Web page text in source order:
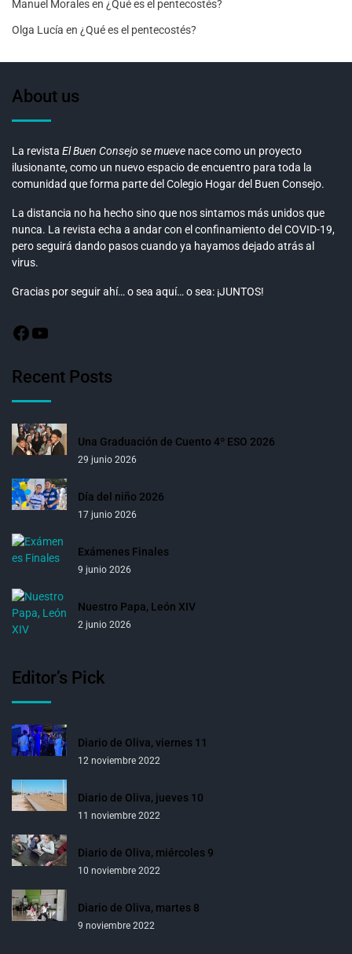
Manuel Moralesen ¿Qué es el pentecostés?
Olga Lucía en ¿Qué es el pentecostés?
About us
La revista El Buen Consejo se mueve nace como un proyecto
ilusionante, como un nuevo espacio de encuentro para toda la
comunidad que forma parte del Colegio Hogar del Buen Consejo.
La distancia no ha hecho sino que nos sintamos más unidos que
nunca. La revista echa a andar con el confinamiento del COVID-19,
pero seguirá dando pasos cuando ya hayamos dejado atrás al
virus.
Gracias por seguir ahí… o sea aquí… o sea: ¡JUNTOS!
Recent Posts
Una Graduación de Cuento 4º ESO 2026
29 junio 2026
Día del niño 2026
17 junio 2026
Exámenes Finales
9 junio 2026
Nuestro Papa, León XIV
2 junio 2026
Editor’s Pick
Diario de Oliva, viernes 11
12 noviembre 2022
Diario de Oliva, jueves 10
11 noviembre 2022
Diario de Oliva, miércoles 9
10 noviembre 2022
Diario de Oliva, martes 8
9 noviembre 2022